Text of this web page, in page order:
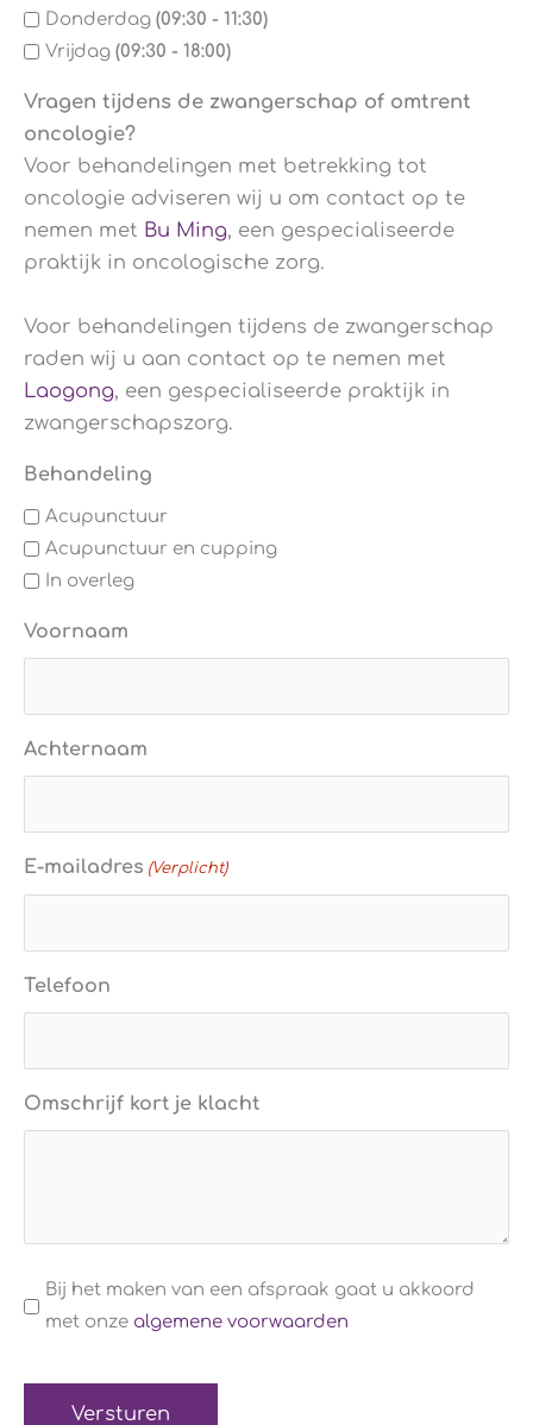
Donderdag (09:30 - 11:30)
Vrijdag (09:30 - 18:00)
Vragen tijdens de zwangerschap of omtrent
oncologie?
Voor behandelingen met betrekking tot
oncologie adviseren wij u om contact op te
nemen met Bu Ming, een gespecialiseerde
praktijk in oncologische zorg.
Voor behandelingen tijdens de zwangerschap
raden wij u aan contact op te nemen met
Laogong, een gespecialiseerde praktijk in
zwangerschapszorg.
Behandeling
Acupunctuur
Acupunctuur en cupping
In overleg
Voornaam
Achternaam
E-mailadres (Verplicht)
Telefoon
Omschrijf kort je klacht
Algemene
voorwaarden
Bij het maken van een afspraak gaat u akkoord
met onze algemene voorwaarden